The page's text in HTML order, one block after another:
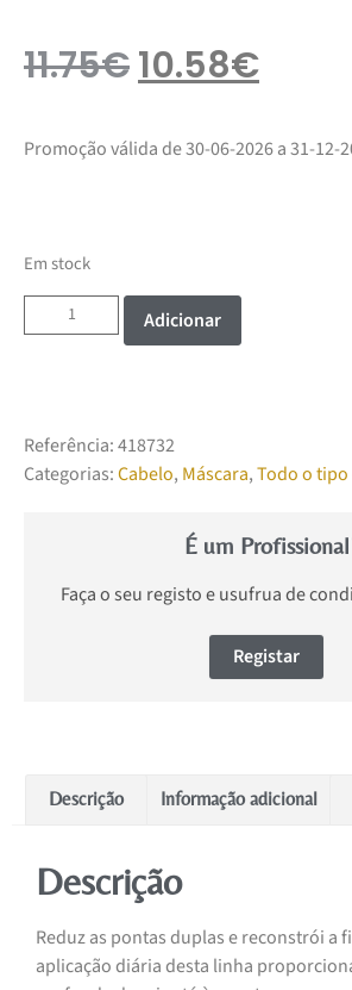
11.75€10.58€
Promoção válida de 30-06-2026 a 31-12-
Em stock
Adicionar
Referência:418732
Categorias:Cabelo, Máscara,Todo o
É um
Faça o seu registo e usufrua de
Registar
Descrição Informação adicional
Descrição
Reduz as pontas duplas e reconstrói a
aplicação diária desta linha